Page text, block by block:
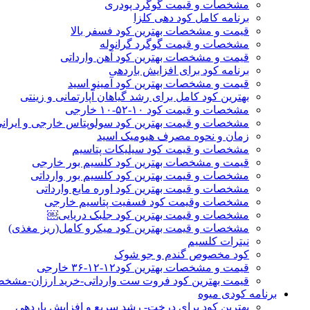
مشخصات و قیمت گوگرد پودری
برنامه کامل کود دهی کلزا
قیمت و مشخصات بهترین کود فسفر بالا
مشخصات و قیمت گوگرد گرانوله
قیمت و مشخصات بهترین کود آهن وارداتی
برنامه کود برای افزایش باردهی
قیمت و مشخصات بهترین کود آمینو اسید
بهترین کود کامل برای رشد گیاهان آپارتمانی و زینتی
مشخصات و قیمت کود ۱۰-۵۲-۱۰ خارجی
مشخصات و قیمت بهترین کود سولوپتاس خارجی و
زمان و نحوه مصرف هیومیک اسید
مشخصات و قیمت کود سیلیکات پتاسیم
قیمت و مشخصات بهترین کود کلسیم بور خارجی
مشخصات و قیمت بهترین کود کلسیم بور وارداتی
مشخصات و قیمت بهترین کود اوره مایع وارداتی
مشخصات وقیمت کود فسفیت پتاسیم خارجی
مشخصات و قیمت بهترین کود جلبک دریایی￼
مشخصات و قیمت بهترین کود میکرو کامل(ریز مغذی)
نیترات کلسیم
کود مخصوص گندم و جو شوک
قیمت و مشخصات بهترین کود۱۲-۱۲-۳۶ خارجی
قیمت بهترین کود فروت ست وارداتی-خرید ارزان-
برنامه کودی میوه
بهترین کود برای درخت- رشد سریع و افزایش باردهی